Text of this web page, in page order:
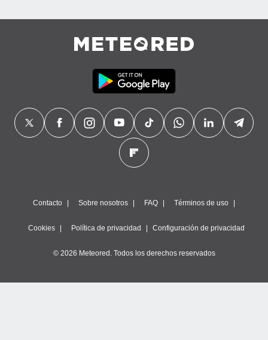
Contacto Sobre nosotros FAQ Términos de uso
Cookies Política de privacidad Configuración de privacidad
© 2026 Meteored. Todos los derechos reservados